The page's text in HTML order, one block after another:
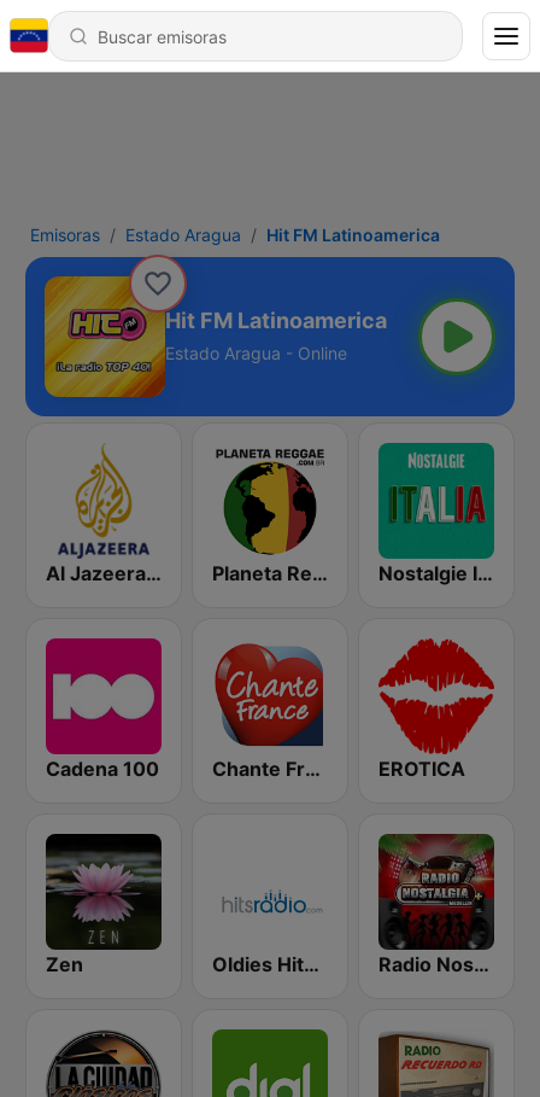
Emisoras Estado Aragua Hit FM Latinoamerica
Hit FM Latinoamerica
Estado Aragua - Online
Al Jazeera Arabic (قناة الجزيرة) Planeta Reggae Nostalgie Italia
Cadena 100 Chante France EROTICA
Zen Oldies Hits - Hits Radio Radio Nostalgia